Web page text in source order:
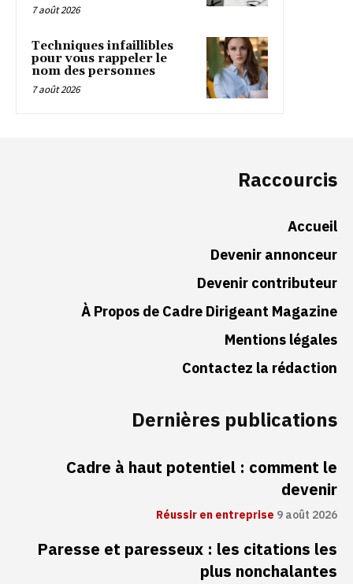
7 août 2026
Techniques infaillibles
pour vous rappeler le
nom des personnes
7 août 2026
Raccourcis
Accueil
Devenir annonceur
Devenir contributeur
À Propos de Cadre Dirigeant Magazine
Mentions légales
Contactez la rédaction
Dernières publications
Cadre à haut potentiel : comment le
devenir
Réussir en entreprise 9 août 2026
Paresse et paresseux : les citations les
plus nonchalantes